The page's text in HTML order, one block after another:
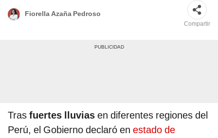
Fiorella Azaña Pedroso
Compartir
Tras fuertes lluvias en diferentes regiones del
Perú, el Gobierno declaró en estado de